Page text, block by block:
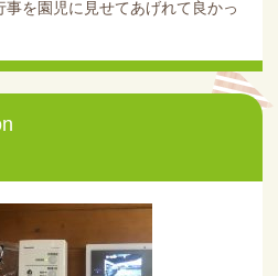
を園児に見せてあげれて良かっ